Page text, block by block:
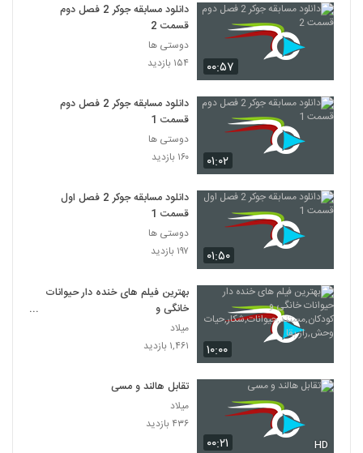
۰۰:۵۷
دانلود مسابقه جوکر 2 فصل دوم
قسمت 2
دوستی ها
۱۵۴ بازدید
۰۱:۰۲
دانلود مسابقه جوکر 2 فصل دوم
قسمت 1
دوستی ها
۱۶۰ بازدید
۰۱:۵۰
دانلود مسابقه جوکر 2 فصل اول
قسمت 1
دوستی ها
۱۹۷ بازدید
۱۰:۰۰
بهترین فیلم های خنده دار حیوانات
خانگی و
کودکان,مستند,حیوانات,شکار,حیات
وحش,راز بقا
میلاد
۱,۴۶۱ بازدید
۰۰:۲۱ HD
تقابل هالند و مسی
میلاد
۴۳۶ بازدید